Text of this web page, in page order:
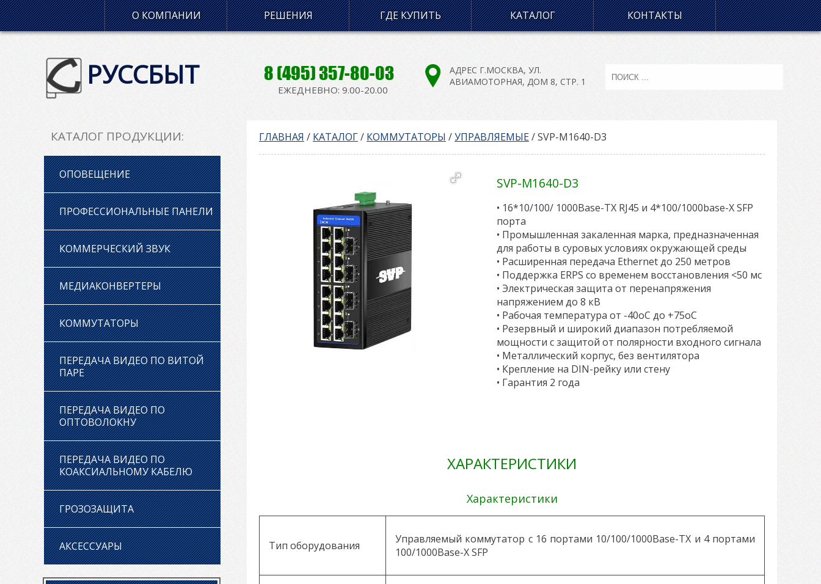
О КОМПАНИИ РЕШЕНИЯ ГДЕ КУПИТЬ КАТАЛОГ КОНТАКТЫ
РУССБЫТ 8 (495) 357-80-03
ЕЖЕДНЕВНО: 9.00-20.00
АДРЕС Г.МОСКВА, УЛ.
АВИАМОТОРНАЯ, ДОМ 8, СТР. 1
КАТАЛОГ ПРОДУКЦИИ:
ОПОВЕЩЕНИЕ
ПРОФЕССИОНАЛЬНЫЕ ПАНЕЛИ
КОММЕРЧЕСКИЙ ЗВУК
МЕДИАКОНВЕРТЕРЫ
КОММУТАТОРЫ
ПЕРЕДАЧА ВИДЕО ПО ВИТОЙ
ПАРЕ
ПЕРЕДАЧА ВИДЕО ПО
ОПТОВОЛОКНУ
ПЕРЕДАЧА ВИДЕО ПО
КОАКСИАЛЬНОМУ КАБЕЛЮ
ГРОЗОЗАЩИТА
АКСЕССУАРЫ
ГЛАВНАЯ / КАТАЛОГ/ КОММУТАТОРЫ /УПРАВЛЯЕМЫЕ/SVP-M1640-D3
SVP-M1640-D3
• 16*10/100/ 1000Base-TX RJ45 и 4*100/1000base-X SFP
порта
• Промышленная закаленная марка, предназначенная
для работы в суровых условиях окружающей среды
• Расширенная передача Ethernet до 250 метров
• Поддержка ERPS со временем восстановления <50 мс
• Электрическая защита от перенапряжения
напряжением до 8 кВ
• Рабочая температура от -40oC до +75oC
• Резервный и широкий диапазон потребляемой
мощности с защитой от полярности входного сигнала
• Металлический корпус, без вентилятора
• Крепление на DIN-рейку или стену
• Гарантия 2 года
ХАРАКТЕРИСТИКИ
Характеристики
Тип оборудования
Управляемый коммутатор с 16 портами 10/100/1000Base-TX и 4 портами
100/1000Base-X SFP